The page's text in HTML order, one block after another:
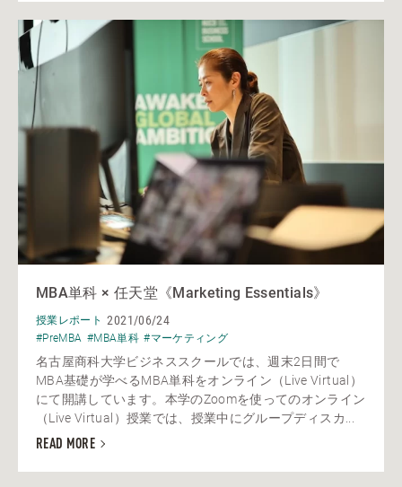
MBA単科 × 任天堂《Marketing Essentials》
授業レポート 2021/06/24
#PreMBA #MBA単科 #マーケティング
名古屋商科大学ビジネススクールでは、週末2日間で
MBA基礎が学べるMBA単科をオンライン（Live Virtual）
にて開講しています。本学のZoomを使ってのオンライン
（Live Virtual）授業では、授業中にグループディスカ...
READ MORE